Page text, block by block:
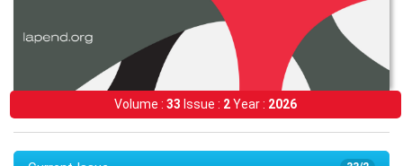
Volume : 33 Issue : 2Year : 2026